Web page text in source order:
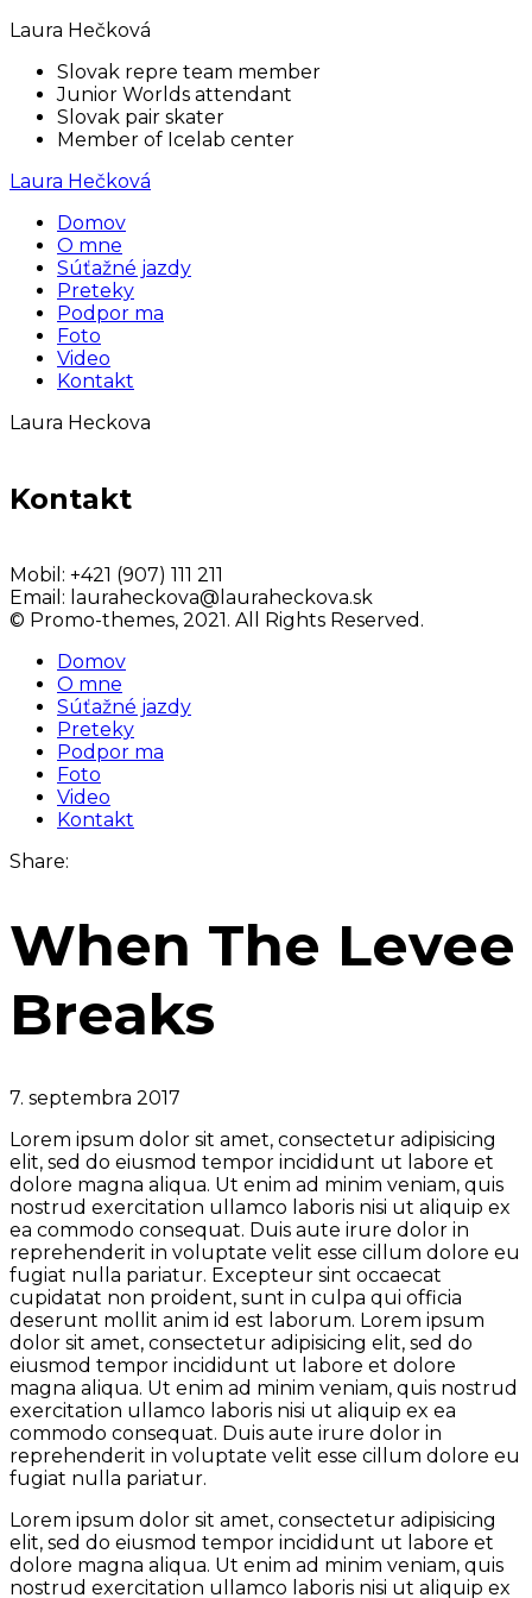
Laura Hečková
Slovak repre team member
Junior Worlds attendant
Slovak pair skater
Member of Icelab center
Laura Hečková
Domov
O mne
Súťažné jazdy
Preteky
Podpor ma
Foto
Video
Kontakt
Laura Heckova
Kontakt
Mobil: +421 (907) 111 211
Email: lauraheckova@lauraheckova.sk
© Promo-themes, 2021. All Rights Reserved.
Domov
O mne
Súťažné jazdy
Preteky
Podpor ma
Foto
Video
Kontakt
Share:
When The Levee
Breaks
7. septembra 2017
Lorem ipsum dolor sit amet, consectetur adipisicing
elit, sed do eiusmod tempor incididunt ut labore et
dolore magna aliqua. Ut enim ad minim veniam, quis
nostrud exercitation ullamco laboris nisi ut aliquip ex
ea commodo consequat. Duis aute irure dolor in
reprehenderit in voluptate velit esse cillum dolore eu
fugiat nulla pariatur. Excepteur sint occaecat
cupidatat non proident, sunt in culpa qui officia
deserunt mollit anim id est laborum. Lorem ipsum
dolor sit amet, consectetur adipisicing elit, sed do
eiusmod tempor incididunt ut labore et dolore
magna aliqua. Ut enim ad minim veniam, quis nostrud
exercitation ullamco laboris nisi ut aliquip ex ea
commodo consequat. Duis aute irure dolor in
reprehenderit in voluptate velit esse cillum dolore eu
fugiat nulla pariatur.
Lorem ipsum dolor sit amet, consectetur adipisicing
elit, sed do eiusmod tempor incididunt ut labore et
dolore magna aliqua. Ut enim ad minim veniam, quis
nostrud exercitation ullamco laboris nisi ut aliquip ex